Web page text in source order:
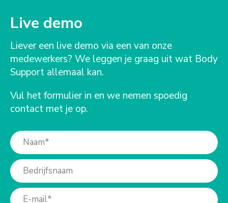
Live demo
Liever een live demo via een van onze
medewerkers? We leggen je graag uit wat Body
Support allemaal kan.
Vul het formulier in en we nemen spoedig
contact met je op.